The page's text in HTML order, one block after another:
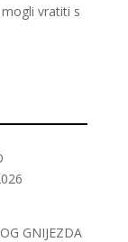
vratiti s
GNIJEZDA